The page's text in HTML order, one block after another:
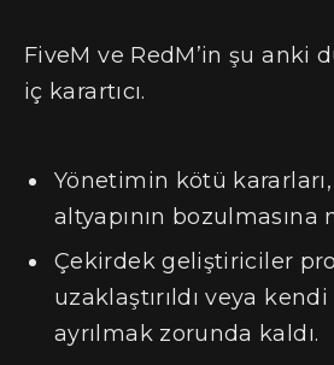
FiveM ve RedM’in şu anki
iç karartıcı.
Yönetimin kötü
altyapının bozulmasına
Çekirdek geliştiriciler
uzaklaştırıldı veya
ayrılmak zorunda kaldı.